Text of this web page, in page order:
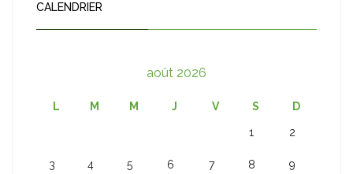
CALENDRIER
août 2026
L M M J V S D
1 2
3 4 5 6 7 8 9